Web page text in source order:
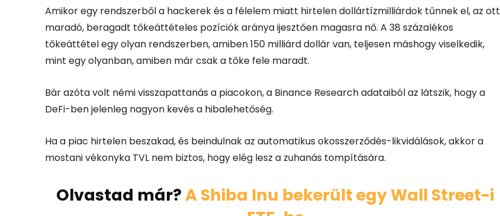
Amikor egy rendszerből a hackerek és a félelem miatt hirtelen dollártízmilliárdok tűnnek el, az ott
maradó, beragadt tőkeáttételes pozíciók aránya ijesztően magasra nő. A 38 százalékos
tőkeáttétel egy olyan rendszerben, amiben 150 milliárd dollár van, teljesen máshogy viselkedik,
mint egy olyanban, amiben már csak a tőke fele maradt.
Bár azóta volt némi visszapattanás a piacokon, a Binance Research adataiból az látszik, hogy a
DeFi-ben jelenleg nagyon kevés a hibalehetőség.
Ha a piac hirtelen beszakad, és beindulnak az automatikus okosszerződés-likvidálások, akkor a
mostani vékonyka TVL nem biztos, hogy elég lesz a zuhanás tompítására.
Olvastad már?A Shiba Inu bekerült egy Wall Street-i